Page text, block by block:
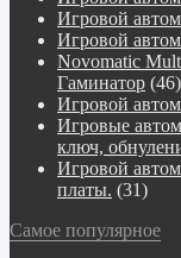
Игровой
Игровой
Novomatiс
Гаминатор (46)
Игровой
Игровые
ключ,
Игровой
платы. (31)
Самое популярное